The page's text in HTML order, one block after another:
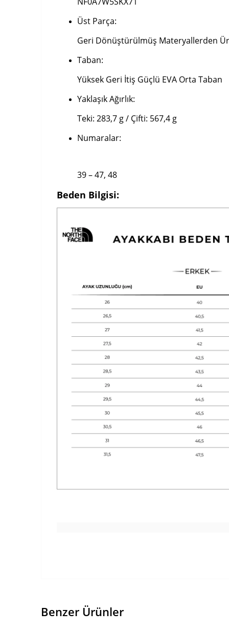
Üst Parça:
Geri Dönüştürülmüş Materyallerden
Taban:
Yüksek Geri İtiş Güçlü EVA Orta Taban
Yaklaşık Ağırlık:
Teki: 283,7 g / Çifti: 567,4 g
Numaralar:
39 – 47, 48
Beden Bilgisi:
Benzer Ürünler